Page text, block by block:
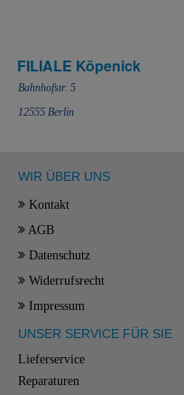
FILIALE Köpenick
Bahnhofstr. 5
12555 Berlin
WIR ÜBER UNS
Kontakt
AGB
Datenschutz
Widerrufsrecht
Impressum
UNSER SERVICE FÜR SIE
Lieferservice
Reparaturen